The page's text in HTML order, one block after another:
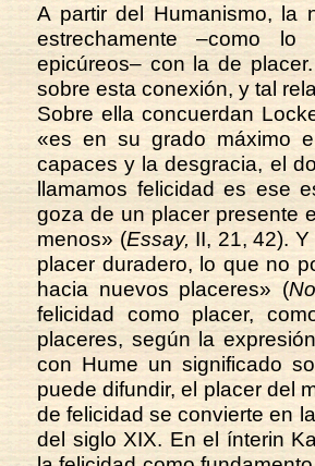
A partir del Humanismo, la
estrechamente –como
epicúreos– con la de
sobre esta conexión, y tal
Sobre ella concuerdan
«es en su grado máximo
capaces y la desgracia, el
llamamos felicidad es ese
goza de un placer presente
menos» (Essay, II, 21, 42).
placer duradero, lo que no
hacia nuevos placeres» (
felicidad como placer,
placeres, según la
con Hume un significado
puede difundir, el placer del
de felicidad se convierte en
del siglo XIX. En el ínterin